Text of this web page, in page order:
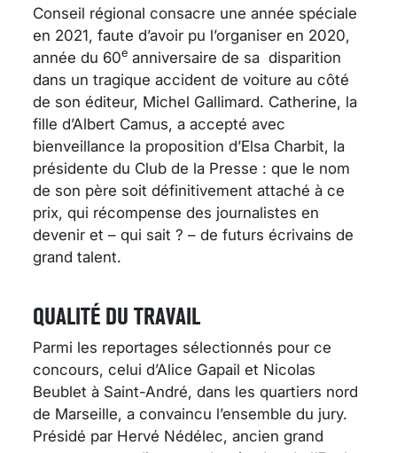
Conseil régional consacre une année spéciale
en 2021, faute d’avoir pu l’organiser en 2020,
année du 60e anniversaire de sa disparition
dans un tragique accident de voiture au côté
de son éditeur, Michel Gallimard. Catherine, la
fille d’Albert Camus, a accepté avec
bienveillance la proposition d’Elsa Charbit, la
présidente du Club de la Presse : que le nom
de son père soit définitivement attaché à ce
prix, qui récompense des journalistes en
devenir et – qui sait ? – de futurs écrivains de
grand talent.
QUALITÉ DU TRAVAIL
Parmi les reportages sélectionnés pour ce
concours, celui d’Alice Gapail et Nicolas
Beublet à Saint-André, dans les quartiers nord
de Marseille, a convaincu l’ensemble du jury.
Présidé par Hervé Nédélec, ancien grand